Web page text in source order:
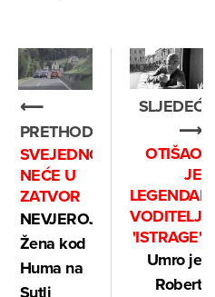
⟵
PRETHODNO
SVEJEDNO
NEĆE U
ZATVOR
NEVJEROJATNO:
Žena kod
Huma na
Sutli
SLJEDEĆE
⟶
OTIŠAO
JE
LEGENDARNI
VODITELJ
'ISTRAGE'
Umro je
Robert